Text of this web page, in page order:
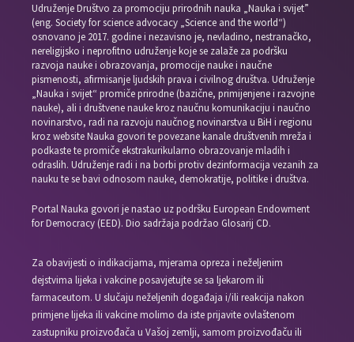
Udruženje Društvo za promociju prirodnih nauka „Nauka i svijet”
(eng. Society for science advocacy „Science and the world“)
osnovano je 2017. godine i nezavisno je, nevladino, nestranačko,
nereligijsko i neprofitno udruženje koje se zalaže za podršku
razvoja nauke i obrazovanja, promocije nauke i naučne
pismenosti, afirmisanje ljudskih prava i civilnog društva. Udruženje
„Nauka i svijet“ promiče prirodne (bazične, primijenjene i razvojne
nauke), ali i društvene nauke kroz naučnu komunikaciju i naučno
novinarstvo, radi na razvoju naučnog novinarstva u BiH i regionu
kroz website Nauka govori te povezane kanale društvenih mreža i
podkaste te promiče ekstrakurikularno obrazovanje mladih i
odraslih. Udruženje radi i na borbi protiv dezinformacija vezanih za
nauku te se bavi odnosom nauke, demokratije, politike i društva.
Portal Nauka govori je nastao uz podršku European Endowment
for Democracy (EED). Dio sadržaja podržao Glosarij CD.
Za obavijesti o indikacijama, mjerama opreza i neželjenim
dejstvima lijeka i vakcine posavjetujte se sa ljekarom ili
farmaceutom. U slučaju neželjenih događaja i/ili reakcija nakon
primjene lijeka ili vakcine molimo da iste prijavite ovlaštenom
zastupniku proizvođača u Vašoj zemlji, samom proizvođaču ili